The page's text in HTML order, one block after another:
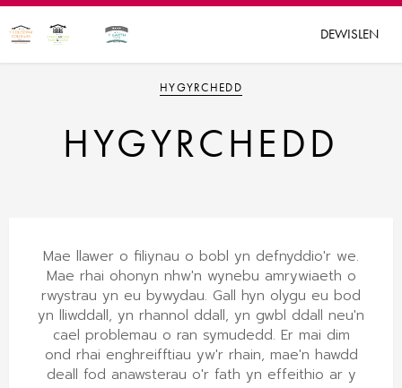
DEWISLEN
HYGYRCHEDD
HYGYRCHEDD
Mae llawer o filiynau o bobl yn defnyddio'r we.
Mae rhai ohonyn nhw'n wynebu amrywiaeth o
rwystrau yn eu bywydau. Gall hyn olygu eu bod
yn lliwddall, yn rhannol ddall, yn gwbl ddall neu'n
cael problemau o ran symudedd. Er mai dim
ond rhai enghreifftiau yw'r rhain, mae'n hawdd
deall fod anawsterau o'r fath yn effeithio ar y